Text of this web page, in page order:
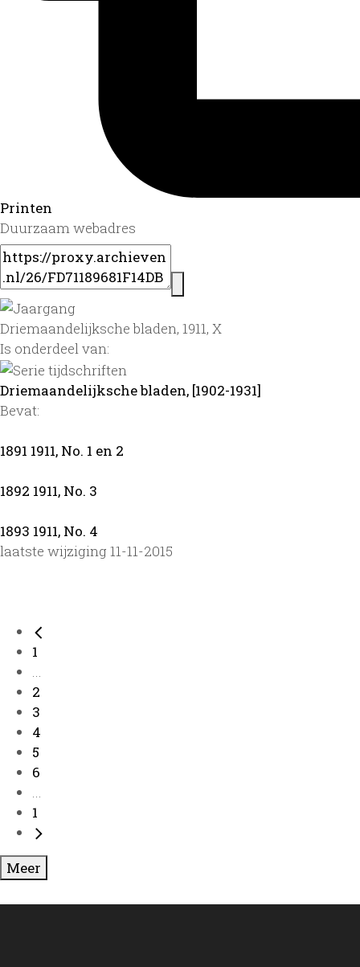
Printen
Duurzaam webadres
Driemaandelijksche bladen, 1911, X
Is onderdeel van:
Driemaandelijksche bladen, [1902-1931]
Bevat:
1891 1911, No. 1 en 2
1892 1911, No. 3
1893 1911, No. 4
laatste wijziging 11-11-2015
1
...
2
3
4
5
6
...
1
Meer